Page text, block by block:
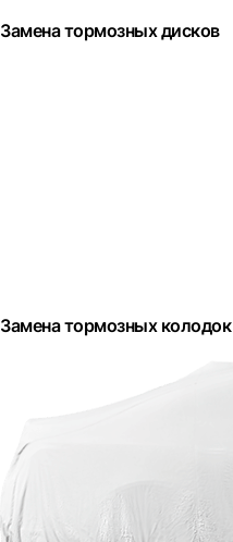
Замена тормозных дисков
Замена тормозных колодок